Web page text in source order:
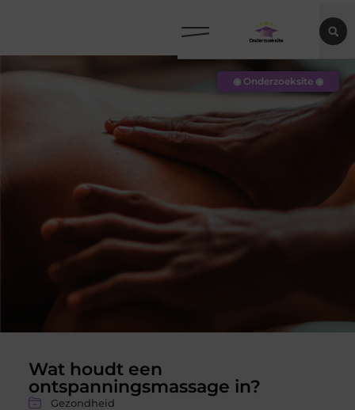
Wat houdt een
ontspanningsmassage in?
Gezondheid
◉ Onderzoeksite ◉